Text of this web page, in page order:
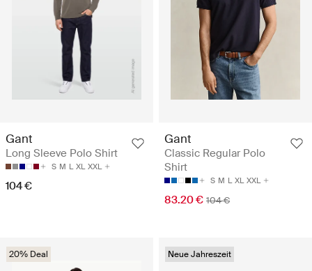
Gant
Long Sleeve Polo Shirt
S M L XL XXL
104 €
Gant
Classic Regular Polo
Shirt
S M L XL XXL
83.20 € 104 €
20% Deal Neue Jahreszeit